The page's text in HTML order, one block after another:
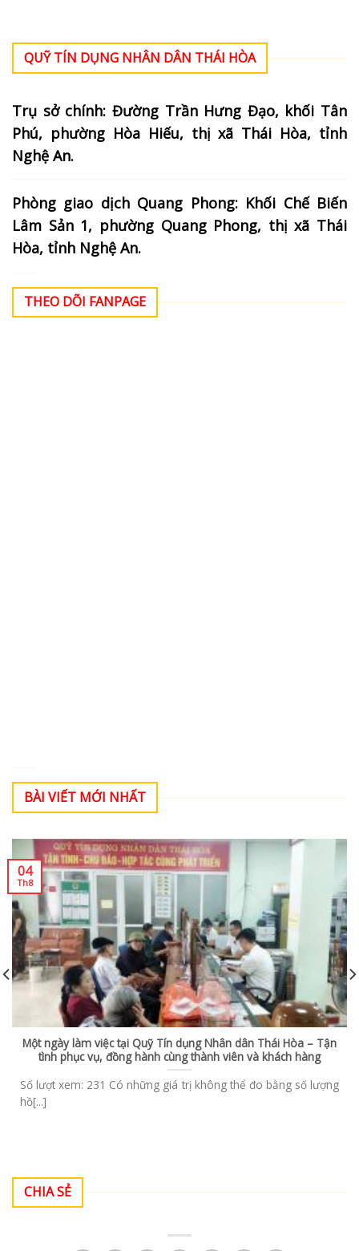
QUỸ TÍN DỤNG NHÂN DÂN THÁI HÒA
Trụ sở chính: Đường Trần Hưng Đạo, khối Tân
Phú, phường Hòa Hiếu, thị xã Thái Hòa, tỉnh
Nghệ An.
Phòng giao dịch Quang Phong: Khối Chế Biến
Lâm Sản 1, phường Quang Phong, thị xã Thái
Hòa, tỉnh Nghệ An.
THEO DÕI FANPAGE
BÀI VIẾT MỚI NHẤT
Một ngày làm việc tại Quỹ Tín dụng Nhân dân Thái Hòa – Tận
tình phục vụ, đồng hành cùng thành viên và khách hàng
Số lượt xem: 231 Có những giá trị không thể đo bằng số lượng
hồ[...]
04
Th8
CHIA SẺ